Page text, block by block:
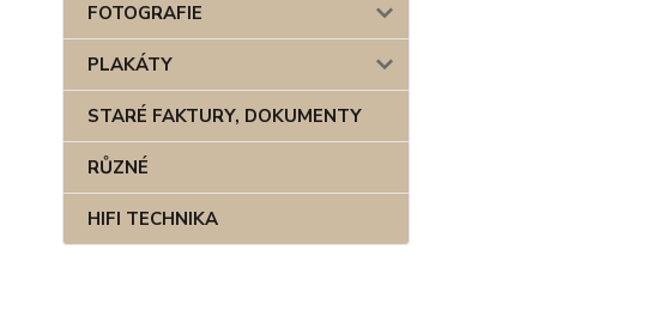
FOTOGRAFIE
PLAKÁTY
STARÉ FAKTURY, DOKUMENTY
RŮZNÉ
HIFI TECHNIKA